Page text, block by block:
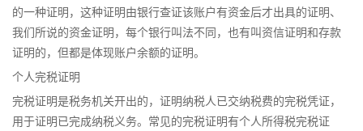
的一种证明，这种证明由银行查证该账户有资金后才出具的证明、
我们所说的资金证明，每个银行叫法不同，也有叫资信证明和存款
证明的，但都是体现账户余额的证明。
个人完税证明
完税证明是税务机关开出的，证明纳税人已交纳税费的完税凭证，
用于证明已完成纳税义务。常见的完税证明有个人所得税完税证